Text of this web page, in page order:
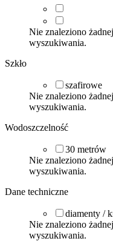
Nie znaleziono
wyszukiwania.
Szkło
szafirowe
Nie znaleziono
wyszukiwania.
Wodoszczelność
30 metrów
Nie znaleziono
wyszukiwania.
Dane techniczne
diamenty /
Nie znaleziono
wyszukiwania.